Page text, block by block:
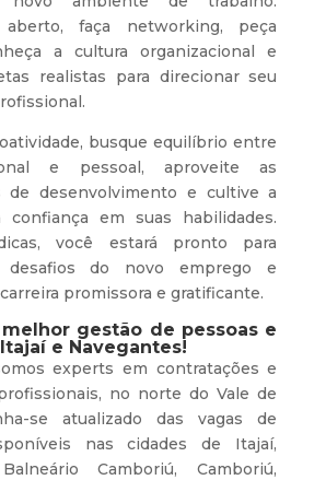
aberto, faça networking, peça
a cultura organizacional e
realistas para direcionar seu
busque equilíbrio entre
e pessoal, aproveite as
de desenvolvimento e cultive a
em suas habilidades.
você estará pronto para
do novo emprego e
promissora e gratificante.
gestão de pessoas e
e Navegantes!
experts em contratações e
no norte do Vale de
se atualizado das vagas de
nas cidades de Itajaí,
Camboriú, Camboriú,